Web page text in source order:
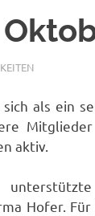
als ein
aktiv.
Hofer.